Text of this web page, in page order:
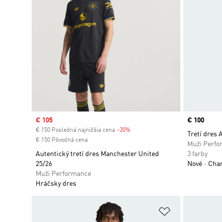
Sale price
€ 105
€ 150 Posledná najnižšia cena -30%
€ 150 Pôvodná cena
Autentický tretí dres Manchester United
25/26
Muži Performance
Hráčsky dres
Price
€ 100
Tretí dres
Muži
3 farby
Nové
Pridať do